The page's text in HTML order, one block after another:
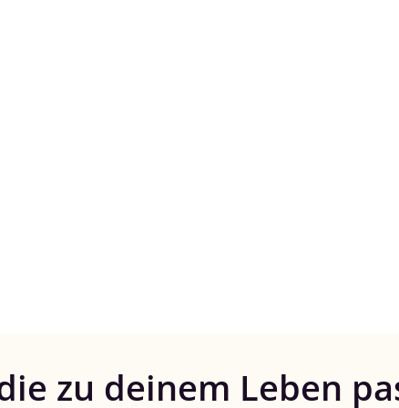
zu deinem Leben